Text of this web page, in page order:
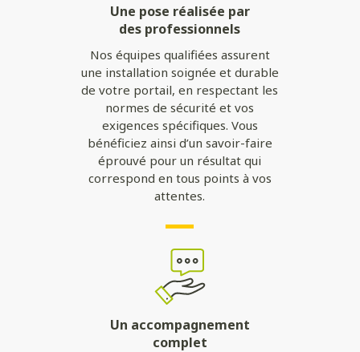
Une pose réalisée par
des professionnels
Nos équipes qualifiées assurent
une installation soignée et durable
de votre portail, en respectant les
normes de sécurité et vos
exigences spécifiques. Vous
bénéficiez ainsi d’un savoir-faire
éprouvé pour un résultat qui
correspond en tous points à vos
attentes.
Un accompagnement
complet